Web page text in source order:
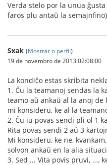
Verda stelo por la unua
faros plu antaŭ la
Sxak (Mostrar o perfil)
19 de novembro de 2013 02:08:00
La kondiĉo estas skribita
1. Ĉu la teamanoj sendas la
teamo aŭ ankaŭ al la anoj de
mi konsideru, ke al la
2. Ĉu iu povas sendi pli ol 1
Rita povas sendi 2 aŭ 3
Mi konsideru, ke ne,
solvon ankaŭ en la alia
3. Sed ... Vita povis pruvi, ...,